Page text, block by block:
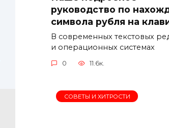
руководство по
символа рубля на
В современных текстовых
и операционных системах
0 11.6к.
СОВЕТЫ И ХИТРОСТИ